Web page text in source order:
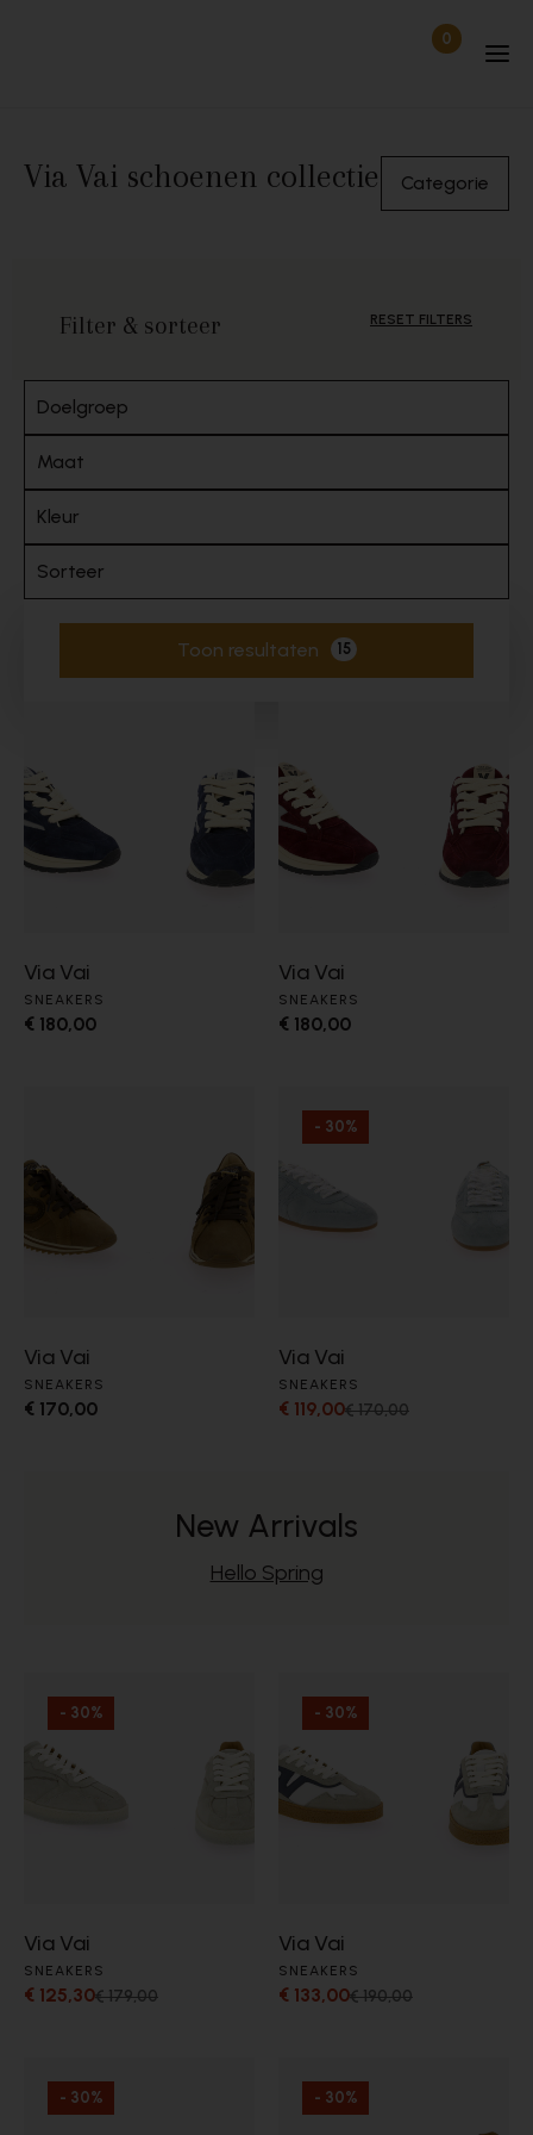
0Items in
Via Vai schoenen collectie Categorie
Filter & sorteer RESET FILTERS
Doelgroep
Maat
Kleur
Sorteer
Toon resultaten 15Actieve filters
Via Vai
SNEAKERS
€ 180,00
Via Vai
SNEAKERS
€ 180,00
Via Vai
SNEAKERS
€ 170,00
- 30%
Via Vai
SNEAKERS
€ 119,00€ 170,00
New Arrivals
Hello Spring
- 30%
Via Vai
SNEAKERS
€ 125,30€ 179,00
- 30%
Via Vai
SNEAKERS
€ 133,00€ 190,00
- 30% - 30%